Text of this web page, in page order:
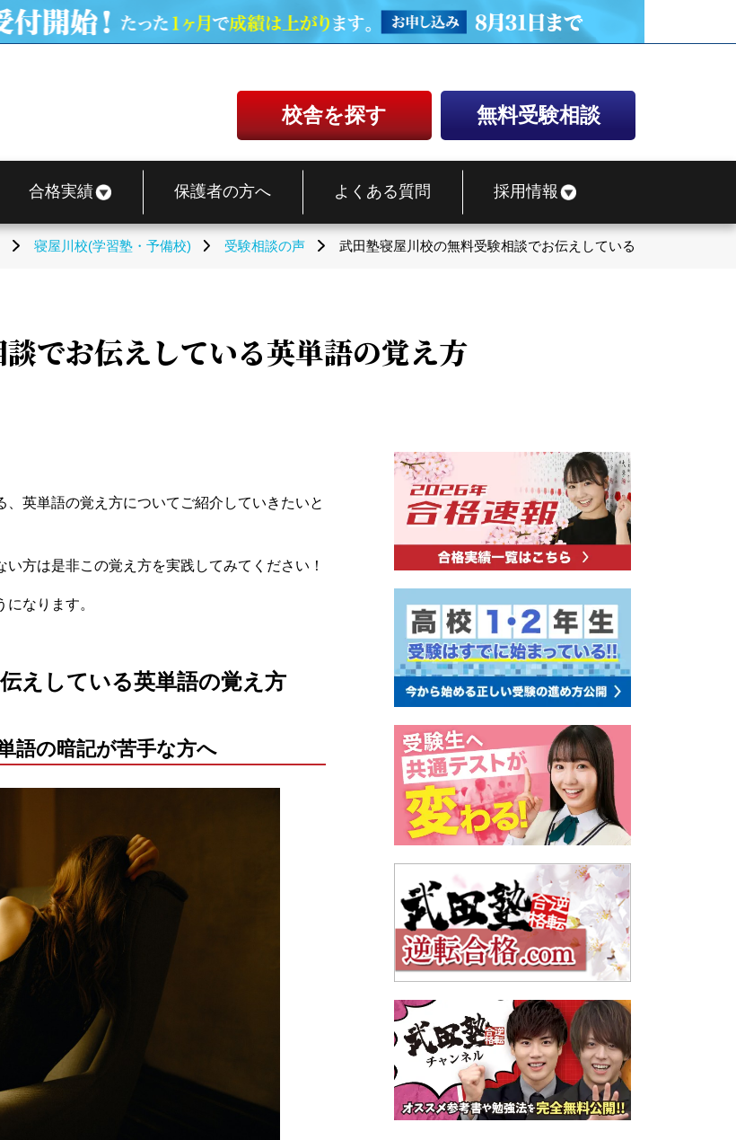
校舎を探す 無料受験相談
合格実績 保護者の方へ よくある質問 採用情報
寝屋川校(学習塾・予備校) 受験相談の声 武田塾寝屋川校の無料受験相談でお伝えしている英単語の覚え方
でお伝えしている英単語の覚え方
英単語の覚え方についてご紹介していきたいと
方は是非この覚え方を実践してみてください！
なります。
えしている英単語の覚え方
語の暗記が苦手な方へ